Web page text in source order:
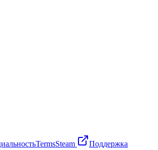
TermsSteam
Поддержка